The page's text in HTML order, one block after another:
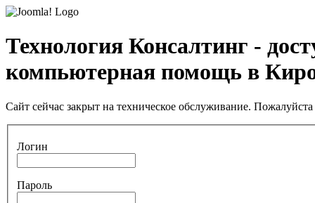
Технология Консалтинг -
компьютерная помощь в
Сайт сейчас закрыт на техническое обслуживание.
Логин
Пароль